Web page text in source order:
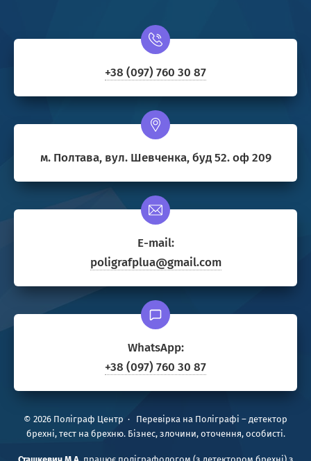
+38 (097) 760 30 87
м. Полтава, вул. Шевченка, буд 52. оф 209
E-mail:
poligrafplua@gmail.com
WhatsApp:
+38 (097) 760 30 87
© 2026 Поліграф Центр · Перевірка на Поліграфі – детектор
брехні, тест на брехню. Бізнес, злочини, оточення, особисті.